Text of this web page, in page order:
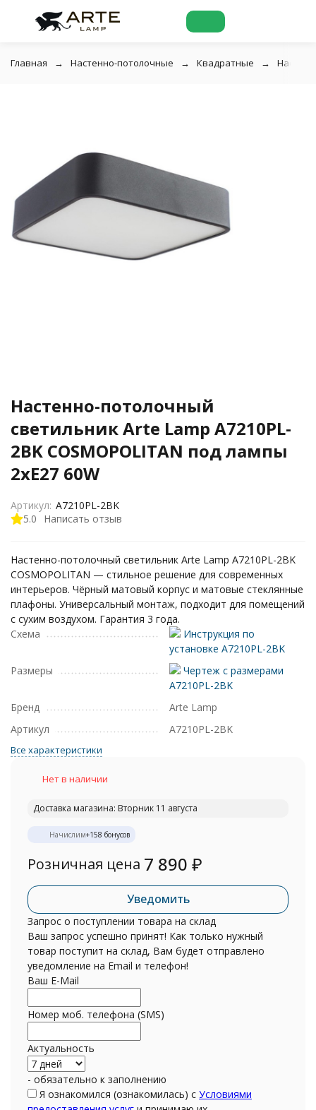
Главная Настенно-потолочные Квадратные
Настенно-потолочный
светильник Arte Lamp A7210PL-
2BK COSMOPOLITAN под лампы
2xE27 60W
5.0 Написать отзыв
Артикул: A7210PL-2BK
Настенно-потолочный светильник Arte Lamp A7210PL-2BK
COSMOPOLITAN — стильное решение для современных
интерьеров. Чёрный матовый корпус и матовые стеклянные
плафоны. Универсальный монтаж, подходит для помещений
с сухим воздухом. Гарантия 3 года.
Схема
Инструкция по
установке A7210PL-2BK
Размеры
Чертеж с размерами
A7210PL-2BK
Бренд
Arte Lamp
Артикул
A7210PL-2BK
Все характеристики
Нет в наличии
Доставка магазина: Вторник 11 августа
Начислим+158 бонусов
Розничная цена 7 890 ₽
Уведомить
Запрос о поступлении товара на склад
Ваш запрос успешно принят! Как только нужный
товар поступит на склад, Вам будет отправлено
уведомление на Email и телефон!
Ваш E-Mail
Номер моб. телефона (SMS)
Актуальность
- обязательно к заполнению
Я ознакомился (ознакомилась) с Условиями